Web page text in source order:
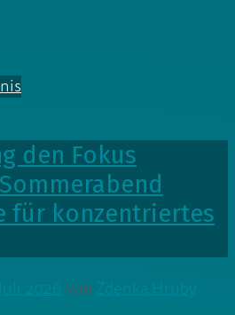
den Fokus
für konzentriertes
von